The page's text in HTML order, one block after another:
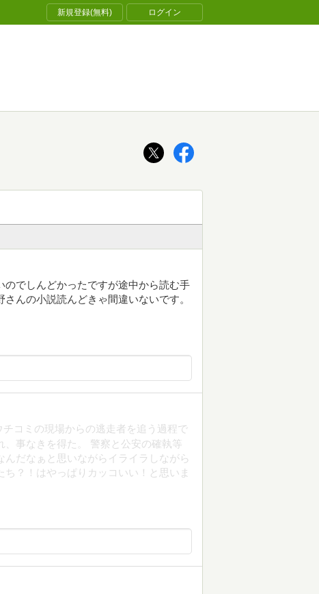
新規登録(無料) ログイン
でしんどかったですが途中から読む手
んの小説読んどきゃ間違いないです。
コミの現場からの逃走者を追う過程で
事なきを得た。 警察と公安の確執等
だなぁと思いながらイライラしながら
？！はやっぱりカッコいい！と思いま